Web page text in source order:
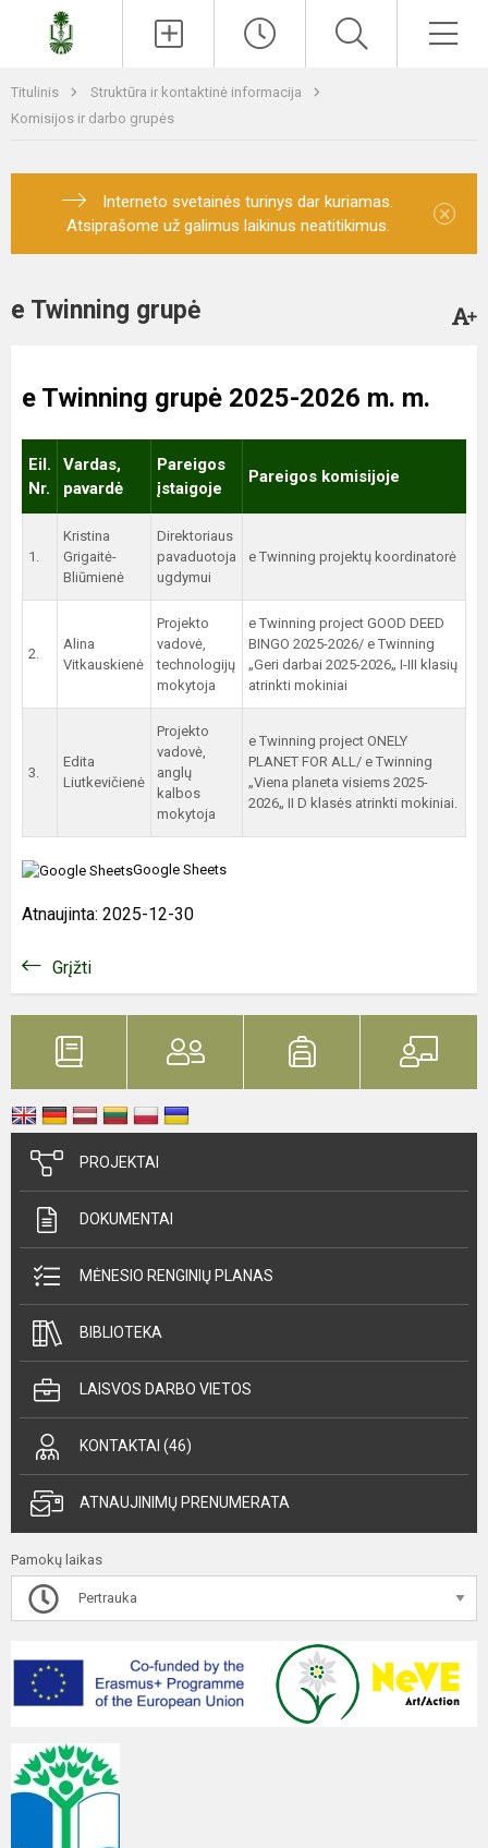
Titulinis
Struktūra ir kontaktinė informacija
Komisijos ir darbo grupės
Interneto svetainės turinys dar kuriamas.
Atsiprašome už galimus laikinus neatitikimus.
×
e Twinning grupė
e Twinning grupė 2025-2026 m. m.
Eil.
Nr.
Vardas,
pavardė
Pareigos
įstaigoje
Pareigos komisijoje
1.
Kristina
Grigaitė-
Bliūmienė
Direktoriaus
pavaduotoja
ugdymui
e Twinning projektų koordinatorė
2.
Alina
Vitkauskienė
Projekto
vadovė,
technologijų
mokytoja
e Twinning project GOOD DEED
BINGO 2025-2026/ e Twinning
„Geri darbai 2025-2026„ I-III klasių
atrinkti mokiniai
3.
Edita
Liutkevičienė
Projekto
vadovė,
anglų
kalbos
mokytoja
e Twinning project ONELY
PLANET FOR ALL/ e Twinning
„Viena planeta visiems 2025-
2026„ II D klasės atrinkti mokiniai.
Google Sheets
Atnaujinta: 2025-12-30
Grįžti
PROJEKTAI
DOKUMENTAI
MĖNESIO RENGINIŲ PLANAS
BIBLIOTEKA
LAISVOS DARBO VIETOS
KONTAKTAI (46)
ATNAUJINIMŲ PRENUMERATA
Pamokų laikas
Pertrauka